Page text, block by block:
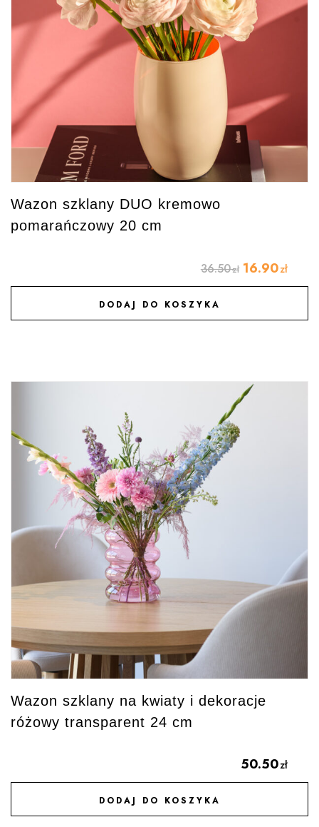
Wazon szklany DUO kremowo
pomarańczowy 20 cm
36.50zł 16.90zł
DODAJ DO KOSZYKA
DODAJ DO ULUBIONYCH
Wazon szklany na kwiaty i dekoracje
różowy transparent 24 cm
50.50zł
DODAJ DO KOSZYKA
DODAJ DO ULUBIONYCH